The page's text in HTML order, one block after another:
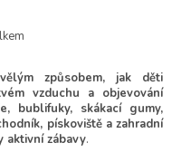
způsobem, jak děti
vzduchu a objevování
bublifuky, skákací gumy,
pískoviště a zahradní
aktivní zábavy.